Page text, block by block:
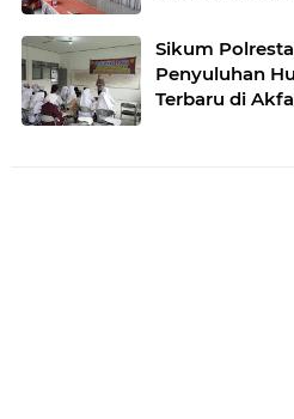
Sikum
Penyuluhan
Terbaru di